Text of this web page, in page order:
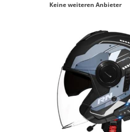
Keine weiteren Anbieter